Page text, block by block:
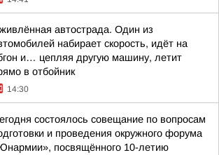
автострада. Один из
набирает скорость, идёт на
и… цепляя другую машину, летит
в отбойник
14:30
состоялось совещание по вопросам
и проведения окружного форума
посвящённого 10-летию